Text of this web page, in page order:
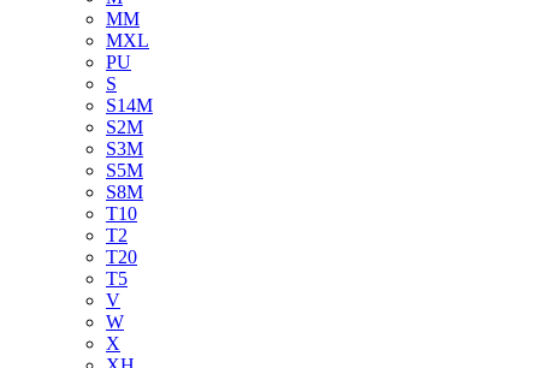
MM
MXL
PU
S
S14M
S2M
S3M
S5M
S8M
T10
T2
T20
T5
V
W
X